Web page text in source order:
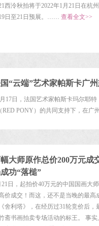
西泠秋拍将于2022年1月21日在杭
日至21日预展。…… 查看全文>>
“云端”艺术家帕斯卡广
17日，法国艺术家帕斯卡玛尔耶特
RED PONY）的共同支持下，在
大师原作总价200万元成
功“落槌”
21日，起拍价40万元的中国国画大
价成交！而这，还不是当晚的最
舍利塔》，在经历过31轮竞价后
斋书画拍卖专场活动的标王。 事